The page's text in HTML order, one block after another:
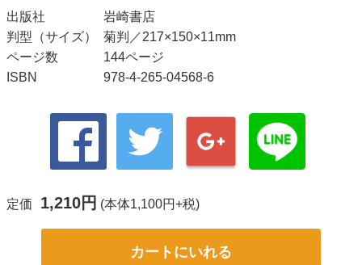
出版社
岩崎書店
判型（サイズ）
菊判／217×150×11mm
ページ数
144ページ
ISBN
978-4-265-04568-6
定価 1,210円 (本体1,100円+税)
カートにいれる